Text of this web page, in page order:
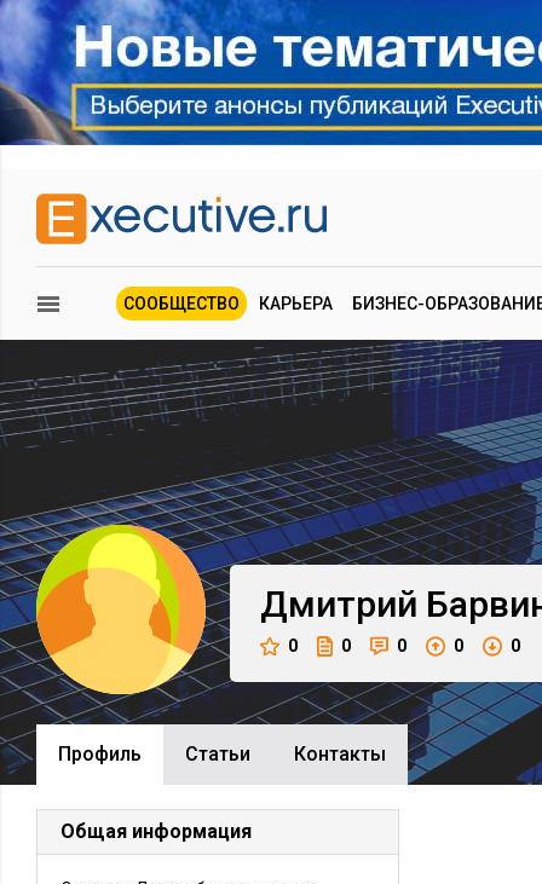
СООБЩЕСТВО КАРЬЕРА БИЗНЕС-
Дмитрий
0 0 0 0 0
Профиль Cтатьи Контакты
Общая информация